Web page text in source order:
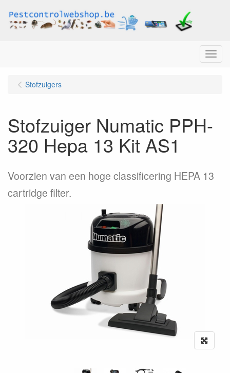
Menu
Stofzuigers
Stofzuiger Numatic PPH-
320 Hepa 13 Kit AS1
Voorzien van een hoge classificering HEPA 13
cartridge filter.